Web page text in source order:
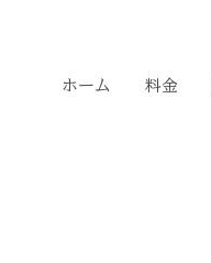
ホーム 料金